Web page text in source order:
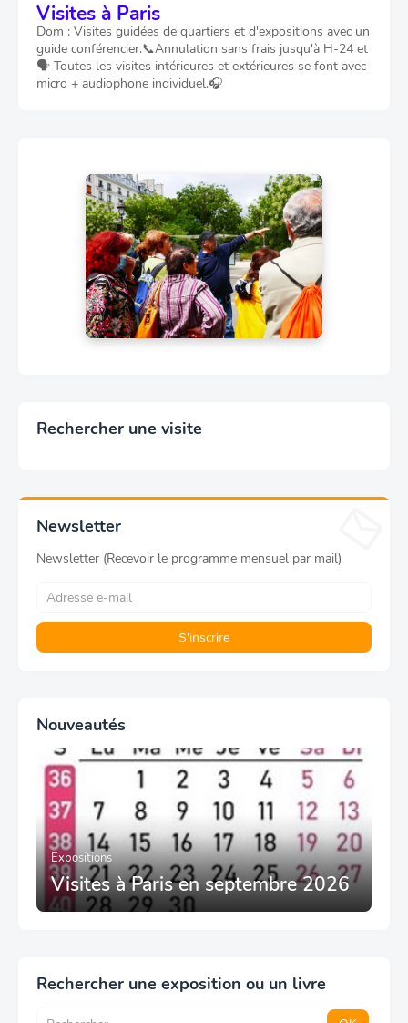
Visites à Paris
Dom : Visites guidées de quartiers et d'expositions avec un
guide conférencier.📞Annulation sans frais jusqu'à H-24 et
🗣️ Toutes les visites intérieures et extérieures se font avec
micro + audiophone individuel.🎧
Rechercher une visite
Newsletter
Newsletter (Recevoir le programme mensuel par mail)
Nouveautés
Expositions
Visites à Paris en septembre 2026
Rechercher une exposition ou un livre